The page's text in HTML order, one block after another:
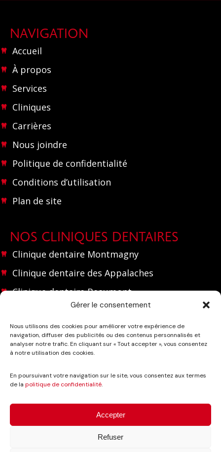
Gérer le consentement
Nous utilisons des cookies pour améliorer votre expérience de
navigation, diffuser des publicités ou des contenus personnalisés et
analyser notre trafic. En cliquant sur « Tout accepter », vous consentez
à notre utilisation des cookies.
En poursuivant votre navigation sur le site, vous consentez aux termes
de la politique de confidentialité.
Accepter
Refuser
NAVIGATION
Accueil
À propos
Services
Cliniques
Carrières
Nous joindre
Politique de confidentialité
Conditions d’utilisation
Plan de site
NOS CLINIQUES DENTAIRES
Clinique dentaire Montmagny
Clinique dentaire des Appalaches
Clinique dentaire Beaumont
NOUS JOINDRE
(418) 248 2175
info@cliniquedentairemontmagny.com